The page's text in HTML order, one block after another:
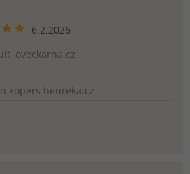
6.2.2026
oveckarna.cz
kopers heureka.cz